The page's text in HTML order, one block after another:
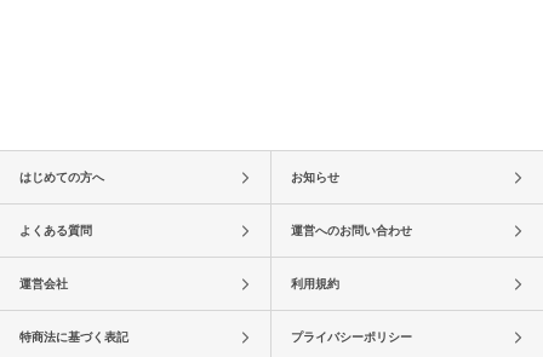
はじめての方へ お知らせ
よくある質問 運営へのお問い合わせ
運営会社 利用規約
特商法に基づく表記 プライバシーポリシー